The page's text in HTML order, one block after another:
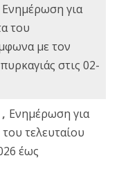
Ενημέρωση για
του
με τον
στις 02-
Ενημέρωση για
τελευταίου
έως